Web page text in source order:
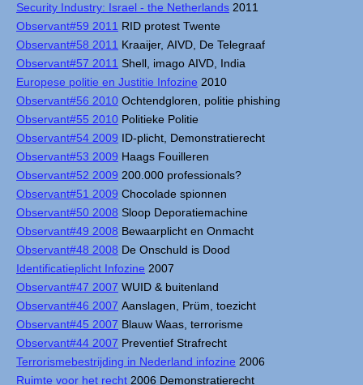
Security Industry: Israel - the Netherlands 2011
Observant#59 2011 RID protest Twente
Observant#58 2011 Kraaijer, AIVD, De Telegraaf
Observant#57 2011 Shell, imago AIVD, India
Europese politie en Justitie Infozine 2010
Observant#56 2010 Ochtendgloren, politie phishing
Observant#55 2010 Politieke Politie
Observant#54 2009 ID-plicht, Demonstratierecht
Observant#53 2009 Haags Fouilleren
Observant#52 2009 200.000 professionals?
Observant#51 2009 Chocolade spionnen
Observant#50 2008 Sloop Deporatiemachine
Observant#49 2008 Bewaarplicht en Onmacht
Observant#48 2008 De Onschuld is Dood
Identificatieplicht Infozine 2007
Observant#47 2007 WUID & buitenland
Observant#46 2007 Aanslagen, Prüm, toezicht
Observant#45 2007 Blauw Waas, terrorisme
Observant#44 2007 Preventief Strafrecht
Terrorismebestrijding in Nederland infozine 2006
Ruimte voor het recht 2006 Demonstratierecht